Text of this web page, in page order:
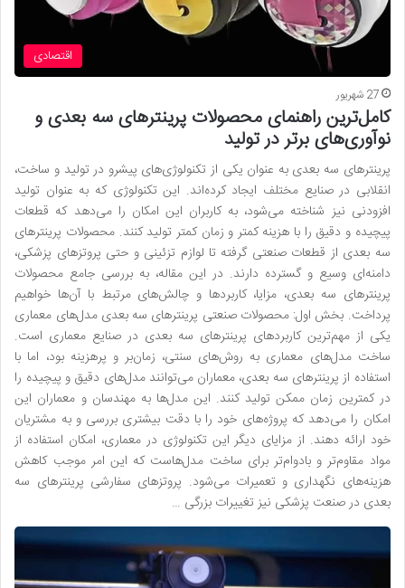
اقتصادی
27 شهریور
کامل‌ترین راهنمای محصولات پرینتر‌های سه بعدی و
نوآوری‌های برتر در تولید
پرینتر‌های سه بعدی به عنوان یکی از تکنولوژی‌های پیشرو در تولید و ساخت،
انقلابی در صنایع مختلف ایجاد کرده‌اند. این تکنولوژی که به عنوان تولید
افزودنی نیز شناخته می‌شود، به کاربران این امکان را می‌دهد که قطعات
پیچیده و دقیق را با هزینه کمتر و زمان کمتر تولید کنند. محصولات پرینتر‌های
سه بعدی از قطعات صنعتی گرفته تا لوازم تزئینی و حتی پروتز‌های پزشکی،
دامنه‌ای وسیع و گسترده دارند. در این مقاله، به بررسی جامع محصولات
پرینتر‌های سه بعدی، مزایا، کاربرد‌ها و چالش‌های مرتبط با آن‌ها خواهیم
پرداخت. بخش اول: محصولات صنعتی پرینتر‌های سه بعدی مدل‌های معماری
یکی از مهم‌ترین کاربرد‌های پرینتر‌های سه بعدی در صنایع معماری است.
ساخت مدل‌های معماری به روش‌های سنتی، زمان‌بر و پرهزینه بود، اما با
استفاده از پرینتر‌های سه بعدی، معماران می‌توانند مدل‌های دقیق و پیچیده را
در کمترین زمان ممکن تولید کنند. این مدل‌ها به مهندسان و معماران این
امکان را می‌دهد که پروژه‌های خود را با دقت بیشتری بررسی و به مشتریان
خود ارائه دهند. از مزایای دیگر این تکنولوژی در معماری، امکان استفاده از
مواد مقاوم‌تر و بادوام‌تر برای ساخت مدل‌هاست که این امر موجب کاهش
هزینه‌های نگهداری و تعمیرات می‌شود. پروتز‌های سفارشی پرینتر‌های سه
بعدی در صنعت پزشکی نیز تغییرات بزرگی …